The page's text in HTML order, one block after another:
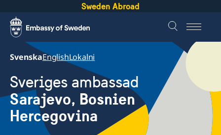
Sweden Abroad
SvenskaEnglishLokalni
Sveriges ambassad
Sarajevo, Bosnien
Hercegovina